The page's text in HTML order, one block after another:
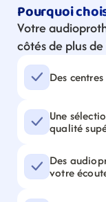
Pourquoi
Votre
côtés de plus
Des
Une
qualité
Des
votre